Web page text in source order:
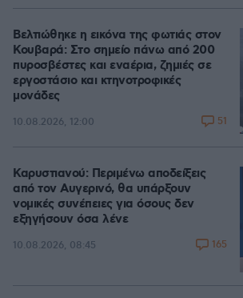
Βελτιώθηκε η εικόνα της φωτιάς στον
Κουβαρά: Στο σημείο πάνω από 200
πυροσβέστες και εναέρια, ζημιές σε
εργοστάσιο και κτηνοτροφικές
μονάδες
10.08.2026, 12:00 51
Καρυστιανού: Περιμένω αποδείξεις
από τον Αυγερινό, θα υπάρξουν
νομικές συνέπειες για όσους δεν
εξηγήσουν όσα λένε
10.08.2026, 08:45 165